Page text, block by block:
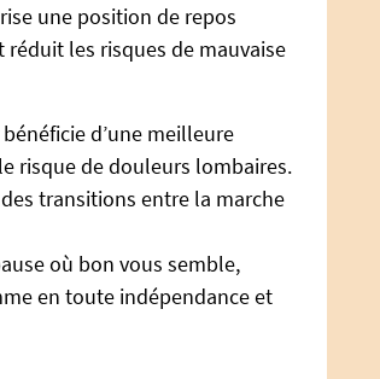
une position de repos
les risques de mauvaise
d’une meilleure
risque de douleurs lombaires.
transitions entre la marche
où bon vous semble,
en toute indépendance et